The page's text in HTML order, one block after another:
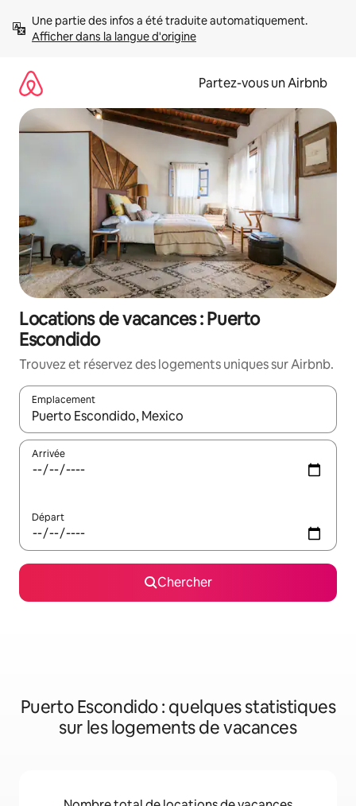
directement
Afficher dans la langue d'origine
Partez-vous un Airbnb
Locations de vacances : Puerto
Escondido
Trouvez et réservez des logements uniques sur Airbnb.
Emplacement
Quand les résultats sont affichés, parcourez-les en utilisant
Arrivée
Départ
Chercher
Puerto Escondido : quelques statistiques
sur les logements de vacances